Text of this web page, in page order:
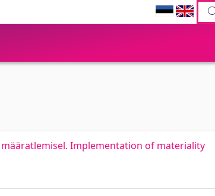
Implementation of materiality